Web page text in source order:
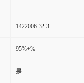
1422006-32-3
95%+%
是